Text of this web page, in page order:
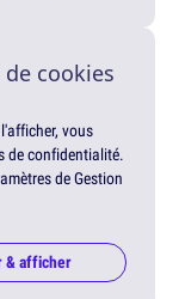
cookies
vous
de confidentialité.
de Gestion
& afficher